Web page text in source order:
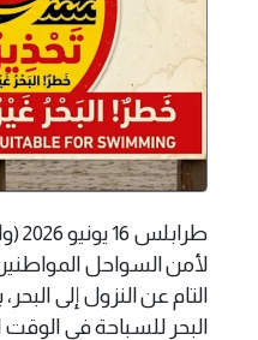
لأمن السواحل
التام عن النزول إلى
البحر للسباحة في الوقت